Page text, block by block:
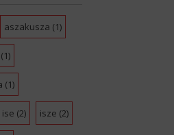
aszakusza (1)
(1)
(1)
ise (2) isze (2)